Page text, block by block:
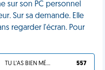
sur son PC personnel
Sur sa demande. Elle
regarder l'écran. Pour
TU L'AS BIEN MÉRITÉ 557